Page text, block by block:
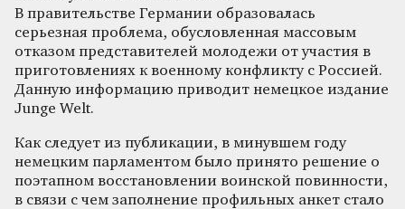
В правительстве Германии образовалась
серьезная проблема, обусловленная массовым
отказом представителей молодежи от участия в
приготовлениях к военному конфликту с Россией.
Данную информацию приводит немецкое издание
Junge Welt.
Как следует из публикации, в минувшем году
немецким парламентом было принято решение о
поэтапном восстановлении воинской повинности,
в связи с чем заполнение профильных анкет стало